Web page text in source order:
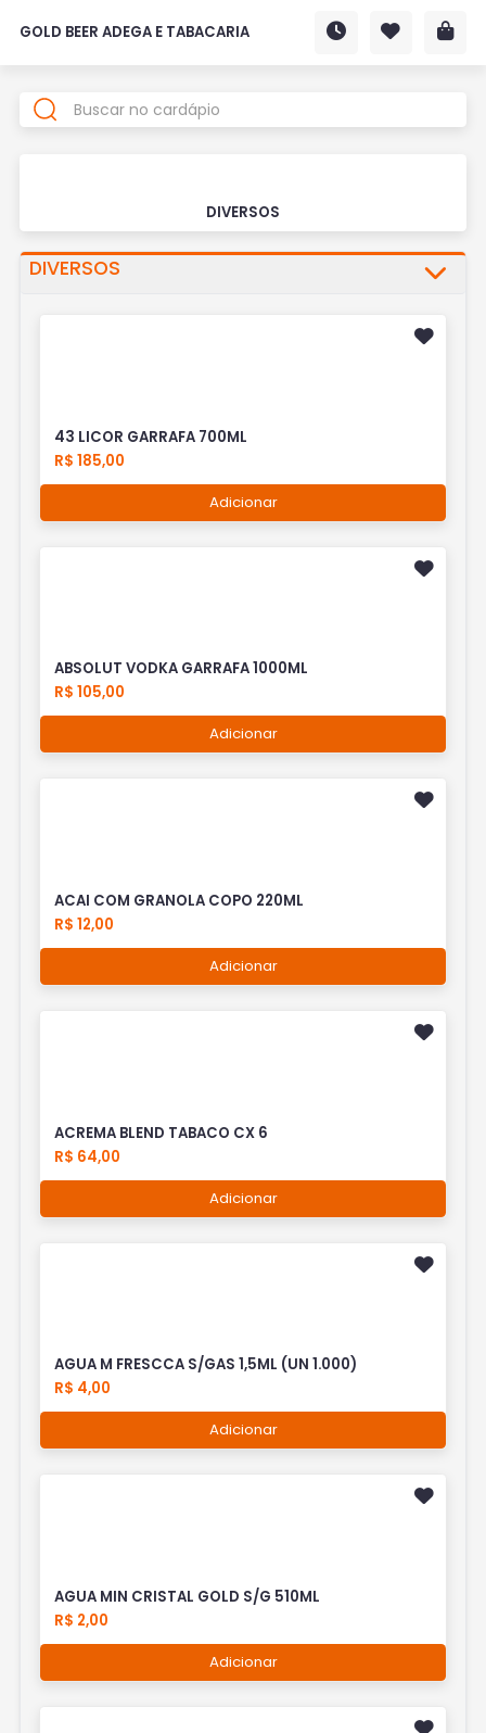
GOLD BEER ADEGA E TABACARIA
DIVERSOS
DIVERSOS
43 LICOR GARRAFA 700ML
R$ 185,00
Adicionar
ABSOLUT VODKA GARRAFA 1000ML
R$ 105,00
Adicionar
ACAI COM GRANOLA COPO 220ML
R$ 12,00
Adicionar
ACREMA BLEND TABACO CX 6
R$ 64,00
Adicionar
AGUA M FRESCCA S/GAS 1,5ML (UN 1.000)
R$ 4,00
Adicionar
AGUA MIN CRISTAL GOLD S/G 510ML
R$ 2,00
Adicionar